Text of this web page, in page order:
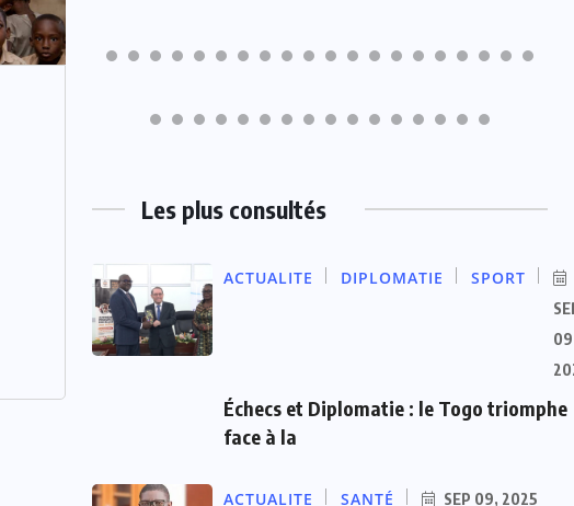
Les plus consultés
ACTUALITE DIPLOMATIE SPORT
Échecs et Diplomatie : le Togo triomphe
face à la
ACTUALITE SANTÉ SEP 09, 2025